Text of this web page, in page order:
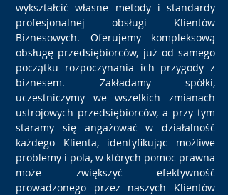
wykształcić własne metody i standardy
profesjonalnej obsługi Klientów
Biznesowych. Oferujemy kompleksową
obsługę przedsiębiorców, już od samego
początku rozpoczynania ich przygody z
biznesem. Zakładamy spółki,
uczestniczymy we wszelkich zmianach
ustrojowych przedsiębiorców, a przy tym
staramy się angażować w działalność
każdego Klienta, identyfikując możliwe
problemy i pola, w których pomoc prawna
może zwiększyć efektywność
prowadzonego przez naszych Klientów